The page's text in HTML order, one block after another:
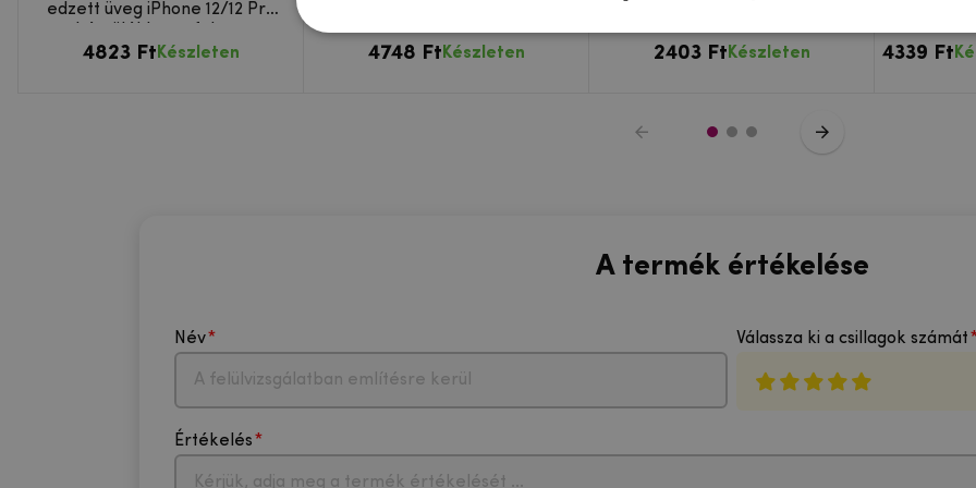
edzett üveg iPhone 12/12 Pro
4823 Ft Készleten
készüléken
4748 Ft Készleten
készüléken
2403 Ft Készleten 4339 Ft
A termék értékelése
Név Válassza ki a csillagok számát
Értékelés